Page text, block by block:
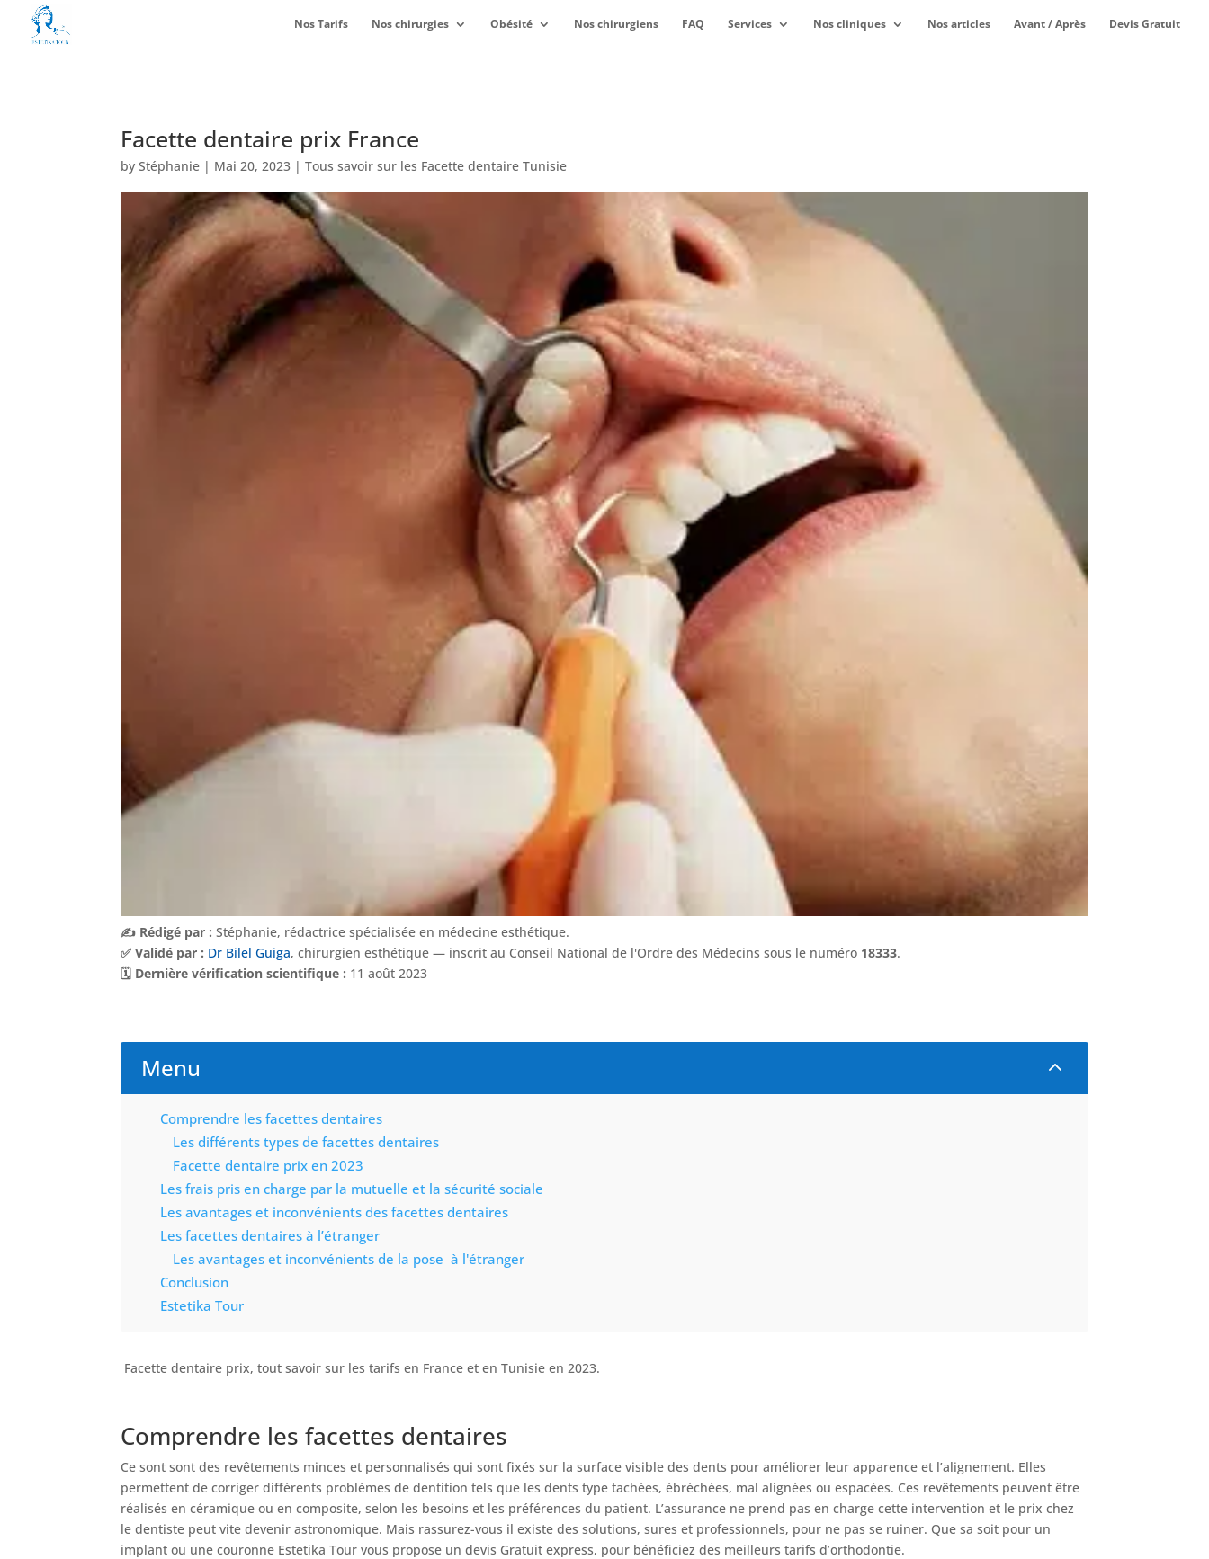
Nos Tarifs Nos chirurgies Obésité Nos chirurgiens FAQ Services Nos cliniques Nos articles Avant / Après Devis Gratuit
Facette dentaire prix France
byStéphanie | Mai 20, 2023 |Tous savoir sur les Facette dentaire Tunisie
✍️ Rédigé par : Stéphanie, rédactrice spécialisée en médecine esthétique.
✅ Validé par : Dr Bilel Guiga, chirurgien esthétique — inscrit au Conseil National de l'Ordre des Médecins sous le numéro 18333.
🗓️ Dernière vérification scientifique : 11 août 2023
Menu 2
Comprendre les facettes dentaires
Les différents types de facettes dentaires
Facette dentaire prix en 2023
Les frais pris en charge par la mutuelle et la sécurité sociale
Les avantages et inconvénients des facettes dentaires
Les facettes dentaires à l’étranger
Les avantages et inconvénients de la pose à l'étranger
Conclusion
Estetika Tour
Facette dentaire prix, tout savoir sur les tarifs en France et en Tunisie en 2023.
Comprendre les facettes dentaires
Ce sont sont des revêtements minces et personnalisés qui sont fixés sur la surface visible des dents pour améliorer leur apparence et l’alignement. Elles
permettent de corriger différents problèmes de dentition tels que les dents type tachées, ébréchées, mal alignées ou espacées. Ces revêtements peuvent être
réalisés en céramique ou en composite, selon les besoins et les préférences du patient. L’assurance ne prend pas en charge cette intervention et le prix chez
le dentiste peut vite devenir astronomique. Mais rassurez-vous il existe des solutions, sures et professionnels, pour ne pas se ruiner. Que sa soit pour un
implant ou une couronne Estetika Tour vous propose un devis Gratuit express, pour bénéficiez des meilleurs tarifs d’orthodontie.